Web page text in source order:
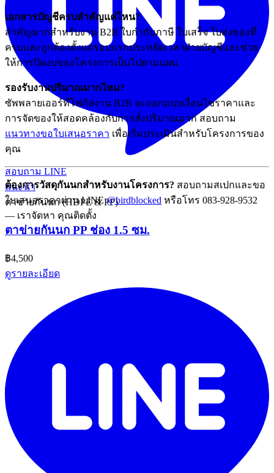
เอกสารบัญชีครบสำคัญแค่ไหน?
สำคัญมากสำหรับงาน B2B ใบกำกับภาษี ใบเสร็จ ใบส่งของที่
ครบและถูกต้องตั้งแต่รอบแรกประหยัดเวลาฝ่ายบัญชีและช่วย
ให้การปิดงบของโครงการเป็นไปตามแผน
รองรับงานปริมาณมากไหม?
ซัพพลายเออร์ที่โฟกัสงาน B2B จะออกแบบเงื่อนไขราคาและ
การจัดของให้สอดคล้องกับการสั่งปริมาณมาก สอบถาม
แนวทางขอใบเสนอราคา เพื่อเริ่มประเมินสำหรับโครงการของ
คุณ
ต้องการวัสดุกันนกสำหรับงานโครงการ? สอบถามสเปกและขอ
ใบเสนอราคาผ่าน LINE@birdblocked หรือโทร 083-928-9532
— เราจัดหา คุณติดตั้ง
สอบถาม LINE
แนะนำ
ตาข่ายกันนก (HDPE & PP)
ตาข่ายกันนก PP ช่อง 1.5 ซม.
฿4,500
ดูรายละเอียด